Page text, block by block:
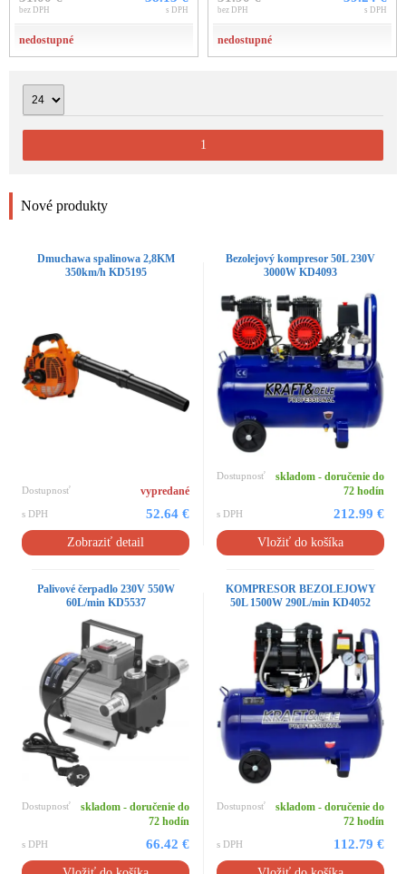
bez DPH s DPH
nedostupné
bez DPH s DPH
nedostupné
1
Nové produkty
Dmuchawa spalinowa 2,8KM
350km/h KD5195
Dostupnosť vypredané
s DPH 52.64 €
Zobraziť detail
Bezolejový kompresor 50L 230V
3000W KD4093
Dostupnosť
skladom - doručenie do
72 hodín
s DPH 212.99 €
Vložiť do košíka
Palivové čerpadlo 230V 550W
60L/min KD5537
Dostupnosť
skladom - doručenie do
72 hodín
s DPH 66.42 €
KOMPRESOR BEZOLEJOWY
50L 1500W 290L/min KD4052
Dostupnosť
skladom - doručenie do
72 hodín
s DPH 112.79 €